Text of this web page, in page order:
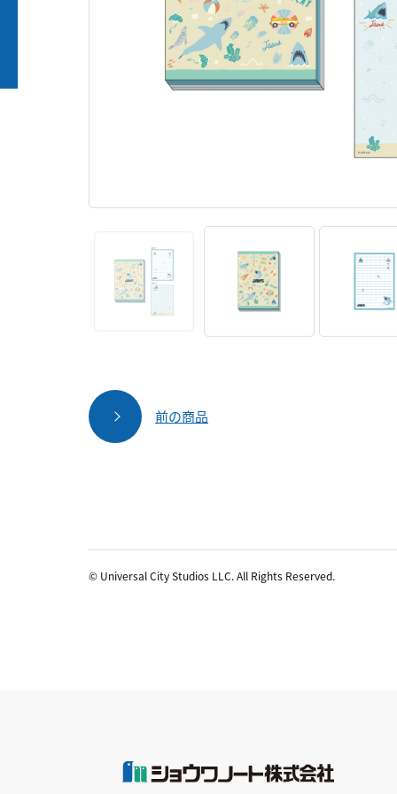
前の商品
© Universal City Studios LLC. All Rights Reserved.